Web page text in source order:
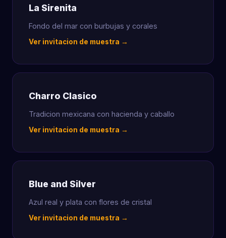
La Sirenita
Fondo del mar con burbujas y corales
Ver invitacion de muestra →
Charro Clasico
Tradicion mexicana con hacienda y caballo
Ver invitacion de muestra →
Blue and Silver
Azul real y plata con flores de cristal
Ver invitacion de muestra →